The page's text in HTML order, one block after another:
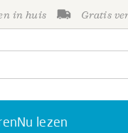
in huis Gratis
Nu lezen